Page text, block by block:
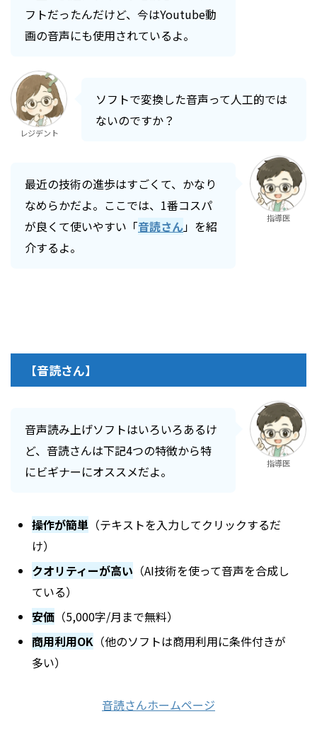
フトだったんだけど、今はYoutube動
画の音声にも使用されているよ。
レジデント
ソフトで変換した音声って人工的では
ないのですか？
最近の技術の進歩はすごくて、かなり
なめらかだよ。ここでは、1番コスパ
が良くて使いやすい「音読さん」を紹
介するよ。
指導医
【音読さん】
音声読み上げソフトはいろいろあるけ
ど、音読さんは下記4つの特徴から特
にビギナーにオススメだよ。
指導医
操作が簡単 （テキストを入力してクリックするだ
け）
クオリティーが高い （AI技術を使って音声を合成し
ている）
安価 （5,000字/月まで無料）
商用利用OK （他のソフトは商用利用に条件付きが
多い）
音読さんホームページ